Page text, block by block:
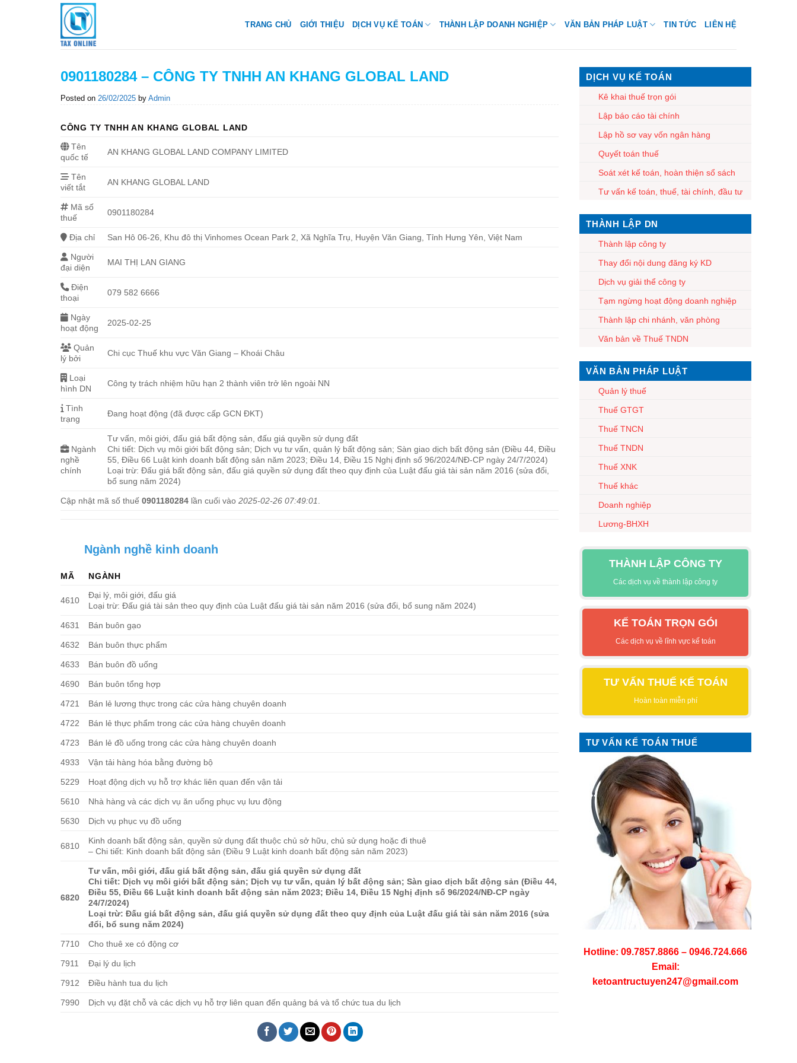
TRANG CHỦ GIỚI THIỆU DỊCH VỤ KẾ TOÁN THÀNH LẬP DOANH NGHIỆP VĂN BẢN PHÁP LUẬT TIN TỨC LIÊN HỆ
0901180284 – CÔNG TY TNHH AN KHANG GLOBAL LAND
Posted on 26/02/2025 by Admin
CÔNG TY TNHH AN KHANG GLOBAL LAND
Tên
quốc tế
AN KHANG GLOBAL LAND COMPANY LIMITED
Tên
viết tắt
AN KHANG GLOBAL LAND
Mã số
thuế
0901180284
Địa chỉ San Hô 06-26, Khu đô thị Vinhomes Ocean Park 2, Xã Nghĩa Trụ, Huyện Văn Giang, Tỉnh Hưng Yên, Việt Nam
Người
đại diện
MAI THỊ LAN GIANG
Điện
thoại
079 582 6666
Ngày
hoạt động
2025-02-25
Quản
lý bởi
Chi cục Thuế khu vực Văn Giang – Khoái Châu
Loại
hình DN
Công ty trách nhiệm hữu hạn 2 thành viên trở lên ngoài NN
Tình
trạng
Đang hoạt động (đã được cấp GCN ĐKT)
Ngành
nghề
chính
Tư vấn, môi giới, đấu giá bất động sản, đấu giá quyền sử dụng đất
Chi tiết: Dịch vụ môi giới bất động sản; Dịch vụ tư vấn, quản lý bất động sản; Sàn giao dịch bất động sản (Điều 44, Điều
55, Điều 66 Luật kinh doanh bất động sản năm 2023; Điều 14, Điều 15 Nghị định số 96/2024/NĐ-CP ngày 24/7/2024)
Loại trừ: Đấu giá bất động sản, đấu giá quyền sử dụng đất theo quy định của Luật đấu giá tài sản năm 2016 (sửa đổi,
bổ sung năm 2024)
Cập nhật mã số thuế 0901180284 lần cuối vào 2025-02-26 07:49:01
Ngành nghề kinh doanh
MÃ NGÀNH
4610
Đại lý, môi giới, đấu giá
Loại trừ: Đấu giá tài sản theo quy định của Luật đấu giá tài sản năm 2016 (sửa đổi, bổ sung năm 2024)
4631 Bán buôn gạo
4632 Bán buôn thực phẩm
4633 Bán buôn đồ uống
4690 Bán buôn tổng hợp
4721 Bán lẻ lương thực trong các cửa hàng chuyên doanh
4722 Bán lẻ thực phẩm trong các cửa hàng chuyên doanh
4723 Bán lẻ đồ uống trong các cửa hàng chuyên doanh
4933 Vận tải hàng hóa bằng đường bộ
5229 Hoạt động dịch vụ hỗ trợ khác liên quan đến vận tải
5610 Nhà hàng và các dịch vụ ăn uống phục vụ lưu động
5630 Dịch vụ phục vụ đồ uống
6810
Kinh doanh bất động sản, quyền sử dụng đất thuộc chủ sở hữu, chủ sử dụng hoặc đi thuê
– Chi tiết: Kinh doanh bất động sản (Điều 9 Luật kinh doanh bất động sản năm 2023)
6820
Tư vấn, môi giới, đấu giá bất động sản, đấu giá quyền sử dụng đất
Chi tiết: Dịch vụ môi giới bất động sản; Dịch vụ tư vấn, quản lý bất động sản; Sàn giao dịch bất động sản (Điều 44,
Điều 55, Điều 66 Luật kinh doanh bất động sản năm 2023; Điều 14, Điều 15 Nghị định số 96/2024/NĐ-CP ngày
24/7/2024)
Loại trừ: Đấu giá bất động sản, đấu giá quyền sử dụng đất theo quy định của Luật đấu giá tài sản năm 2016 (sửa
đổi, bổ sung năm 2024)
7710 Cho thuê xe có động cơ
7911 Đại lý du lịch
7912 Điều hành tua du lịch
7990 Dịch vụ đặt chỗ và các dịch vụ hỗ trợ liên quan đến quảng bá và tổ chức tua du lịch
DỊCH VỤ KẾ TOÁN
Kê khai thuế trọn gói
Lập báo cáo tài chính
Lập hồ sơ vay vốn ngân hàng
Quyết toán thuế
Soát xét kế toán, hoàn thiện sổ sách
Tư vấn kế toán, thuế, tài chính, đầu tư
THÀNH LẬP DN
Thành lập công ty
Thay đổi nội dung đăng ký KD
Dịch vụ giải thể công ty
Tạm ngừng hoạt động doanh nghiệp
Thành lập chi nhánh, văn phòng
Văn bản về Thuế TNDN
VĂN BẢN PHÁP LUẬT
Quản lý thuế
Thuế GTGT
Thuế TNCN
Thuế TNDN
Thuế XNK
Thuế khác
Doanh nghiệp
Lương-BHXH
THÀNH LẬP CÔNG TY
Các dịch vụ về thành lập công ty
KẾ TOÁN TRỌN GÓI
Các dịch vụ về lĩnh vực kế toán
TƯ VẤN THUẾ KẾ TOÁN
Hoàn toàn miễn phí
TƯ VẤN KẾ TOÁN THUẾ
Hotline: 09.7857.8866 – 0946.724.666
Email:
ketoantructuyen247@gmail.com